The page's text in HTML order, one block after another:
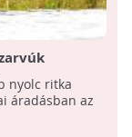
nyolc ritka
áradásban az